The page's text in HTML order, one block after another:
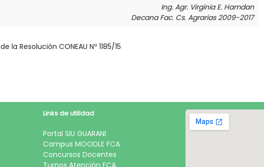
Ing. Agr. Virginia E. Hamdan
Decana Fac. Cs. Agrarias 2009-2017
de la Resolución CONEAU Nº 1185/15
Links de utilidad
Portal SIU GUARANI
Campus MOODLE FCA
Concursos Docentes
Turnos Atención FCA